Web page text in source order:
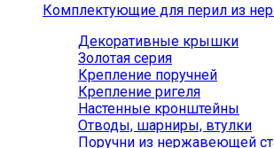
Комплектующие для перил из
Декоративные крышки
Золотая серия
Крепление поручней
Крепление ригеля
Настенные кронштейны
Отводы, шарниры, втулки
Поручни из нержавеющей